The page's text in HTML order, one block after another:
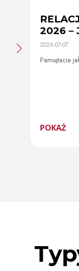
2026 –
2026-07-07
Pamiętacie
POKAŻ